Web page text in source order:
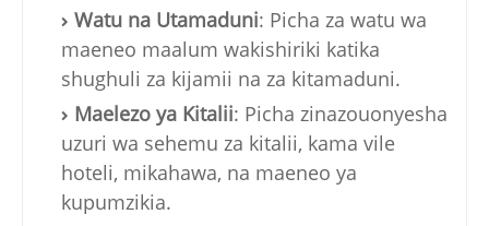
Watu na Utamaduni: Picha za watu wa
maeneo maalum wakishiriki katika
shughuli za kijamii na za kitamaduni.
Maelezo ya Kitalii: Picha zinazouonyesha
uzuri wa sehemu za kitalii, kama vile
hoteli, mikahawa, na maeneo ya
kupumzikia.